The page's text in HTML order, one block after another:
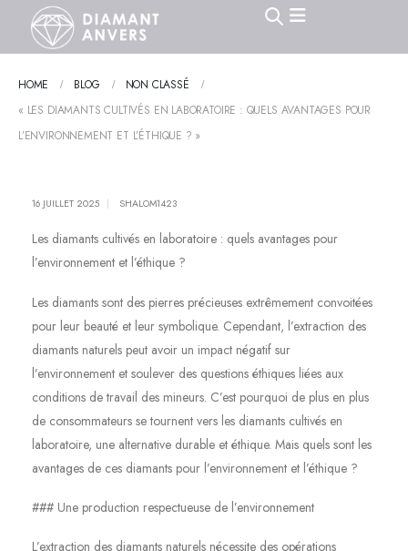
HOME BLOG
NON CLASSÉ
« LES DIAMANTS CULTIVÉS EN LABORATOIRE : QUELS AVANTAGES POUR
L’ENVIRONNEMENT ET L’ÉTHIQUE ? »
16 JUILLET 2025 SHALOM1423
Les diamants cultivés en laboratoire : quels avantages pour
l’environnement et l’éthique ?
Les diamants sont des pierres précieuses extrêmement convoitées
pour leur beauté et leur symbolique. Cependant, l’extraction des
diamants naturels peut avoir un impact négatif sur
l’environnement et soulever des questions éthiques liées aux
conditions de travail des mineurs. C’est pourquoi de plus en plus
de consommateurs se tournent vers les diamants cultivés en
laboratoire, une alternative durable et éthique. Mais quels sont les
avantages de ces diamants pour l’environnement et l’éthique ?
### Une production respectueuse de l’environnement
L’extraction des diamants naturels nécessite des opérations